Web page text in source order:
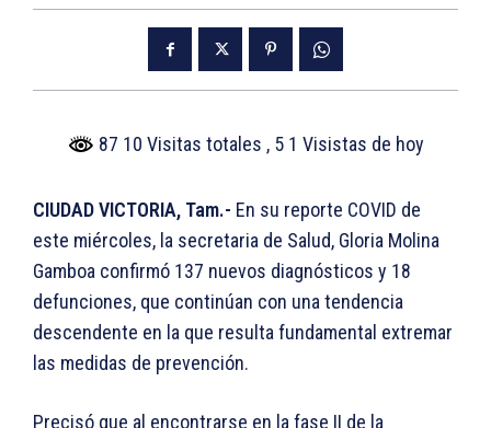
87 10 Visitas totales , 5 1 Visistas de hoy
CIUDAD VICTORIA, Tam.- En su reporte COVID de
este miércoles, la secretaria de Salud, Gloria Molina
Gamboa confirmó 137 nuevos diagnósticos y 18
defunciones, que continúan con una tendencia
descendente en la que resulta fundamental extremar
las medidas de prevención.
Precisó que al encontrarse en la fase II de la